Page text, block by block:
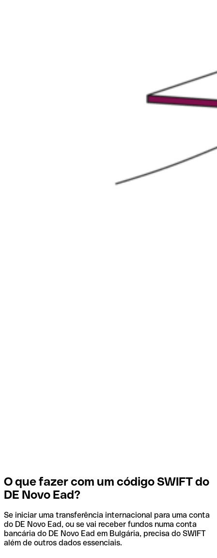
O que fazer com um código SWIFT do
DE Novo Ead?
Se iniciar uma transferência internacional para uma conta
do DE Novo Ead, ou se vai receber fundos numa conta
bancária do DE Novo Ead em Bulgária, precisa do SWIFT
além de outros dados essenciais.